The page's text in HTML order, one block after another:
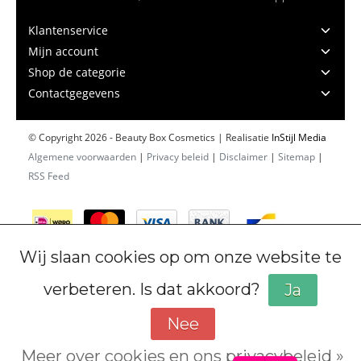
Klantenservice
Mijn account
Shop de categorie
Contactgegevens
© Copyright 2026 - Beauty Box Cosmetics | Realisatie InStijl Media
Algemene voorwaarden | Privacy beleid | Disclaimer | Sitemap |
RSS Feed
Wij slaan cookies op om onze website te
verbeteren. Is dat akkoord?
Ja
Nee
Meer over cookies en ons privacybeleid »